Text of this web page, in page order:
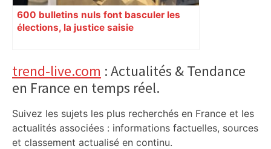
600 bulletins nuls font basculer les
élections, la justice saisie
Primary
Sidebar
trend-live.com : Actualités & Tendance
en France en temps réel.
Suivez les sujets les plus recherchés en France et les
actualités associées : informations factuelles, sources
et classement actualisé en continu.